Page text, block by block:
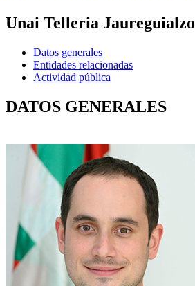
Unai Telleria Jaureguialzo
Datos generales
Entidades relacionadas
Actividad pública
DATOS GENERALES